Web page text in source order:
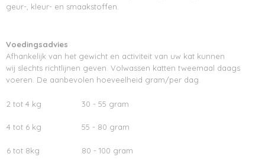
geur-, kleur- en smaakstoffen.
Voedingsadvies
Afhankelijk van het gewicht en activiteit van uw kat kunnen
wij slechts richtlijnen geven. Volwassen katten tweemaal daags
voeren. De aanbevolen hoeveelheid gram/per dag.
2 tot 4 kg 30 - 55 gram
4 tot 6 kg 55 - 80 gram
6 tot 8kg 80 - 100 gram